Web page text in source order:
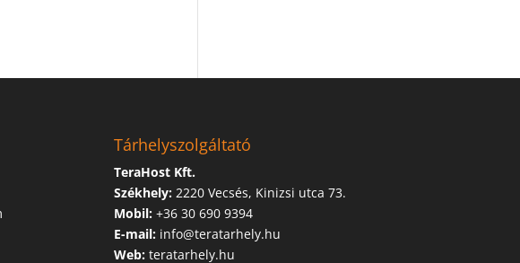
Tárhelyszolgáltató
TeraHost Kft.
Székhely: 2220 Vecsés, Kinizsi utca 73.
Mobil: +36 30 690 9394
E-mail: info@teratarhely.hu
Web: teratarhely.hu